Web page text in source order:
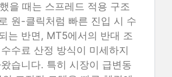
을 때는 스프레드 적용 구조
원-클릭처럼 빠른 진입 시 수
는 반면, MT5에서의 반대 조
수료 산정 방식이 미세하지
습니다. 특히 시장이 급변동